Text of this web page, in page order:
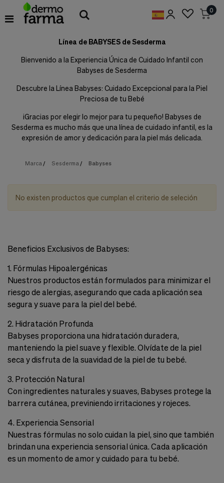
Preferencias
de
cookies
servicios
disponibles
algunas
Cookies analíticas
cookies
utilizadas
para
recopilar
para
tráfico
que
los
utilizan
web.
Cookies de marketing
Estas
0
Línea de BABYSES de Sesderma
Bienvenido a la Experiencia Única de Cuidado Infantil con
Babyses de Sesderma
Descubre la Línea Babyses: Cuidado Excepcional para la Piel
Preciosa de tu Bebé
¡Gracias por elegir lo mejor para tu pequeño! Babyses de
Sesderma es mucho más que una línea de cuidado infantil, es la
expresión de amor y dedicación para la piel más delicada.
Marca / Sesderma / Babyses
No existen productos que cumplan el criterio de seleción
Beneficios Exclusivos de Babyses:
1. Fórmulas Hipoalergénicas
Nuestros productos están formulados para minimizar el
riesgo de alergias, asegurando que cada aplicación sea
segura y suave para la piel del bebé.
2. Hidratación Profunda
Babyses proporciona una hidratación duradera,
manteniendo la piel suave y flexible. Olvídate de la piel
seca y disfruta de la suavidad de la piel de tu bebé.
3. Protección Natural
Con ingredientes naturales y suaves, Babyses protege la
barrera cutánea, previniendo irritaciones y rojeces.
4. Experiencia Sensorial
Nuestras fórmulas no solo cuidan la piel, sino que también
brindan una experiencia sensorial única. Cada aplicación
es un momento de amor y cuidado para tu bebé.